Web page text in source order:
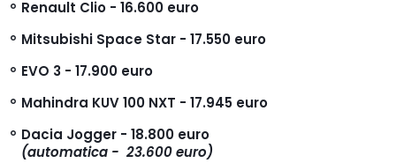
Renault Clio - 16.600 euro
Mitsubishi Space Star - 17.550 euro
EVO 3 - 17.900 euro
Mahindra KUV 100 NXT - 17.945 euro
Dacia Jogger - 18.800 euro
(automatica - 23.600 euro)